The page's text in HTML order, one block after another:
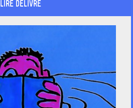
LIRE DÉLIVRE